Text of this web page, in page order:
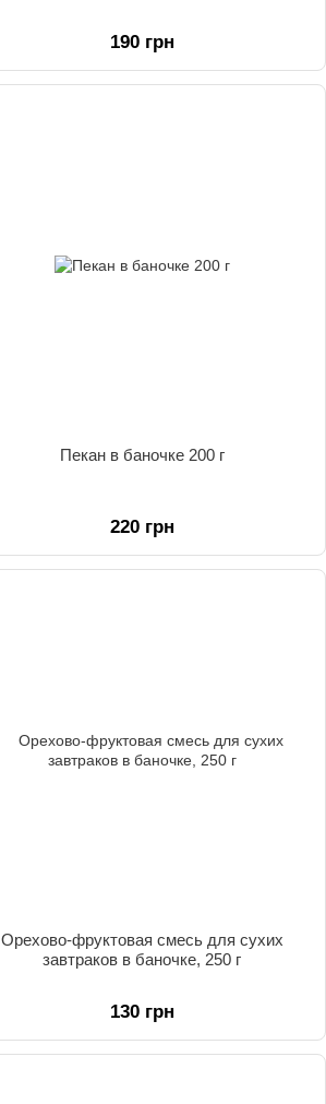
190 грн
Пекан в баночке 200 г
220 грн
Орехово-фруктовая смесь для сухих
завтраков в баночке, 250 г
130 грн